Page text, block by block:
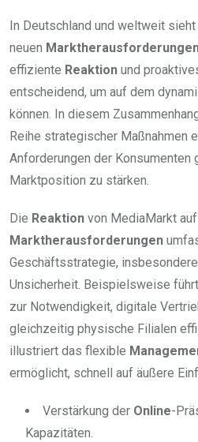
In Deutschland und weltweit
neuen
effiziente Reaktion und
entscheidend, um auf dem
können. In diesem
Reihe strategischer Maßnahmen
Anforderungen der Konsumenten
Marktposition zu stärken.
Die Reaktion von MediaMarkt auf
Marktherausforderungen
Geschäftsstrategie,
Unsicherheit. Beispielsweise
zur Notwendigkeit, digitale
gleichzeitig physische Filialen
illustriert das flexible
ermöglicht, schnell auf äußere
Verstärkung der Online-
Kapazitäten.